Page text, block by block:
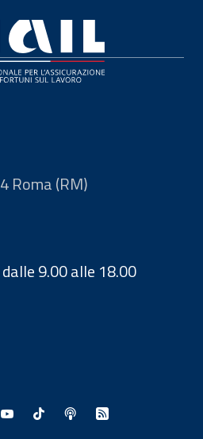
Roma (RM)
9.00 alle 18.00
- Apertura in nuova finestra
- Apertura in nuova finestra
- Sito esterno - Apertura in
- Sito esterno - Apertura in
Youtube - Sito esterno -
TikTok - Sito esterno -
Spreaker - Sito
Feed RSS -